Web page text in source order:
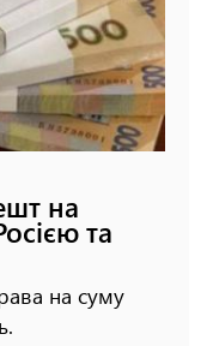
на
та
на суму